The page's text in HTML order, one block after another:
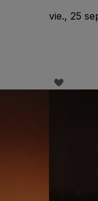
vie., 25